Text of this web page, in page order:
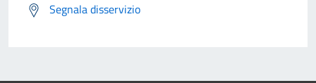
Segnala disservizio